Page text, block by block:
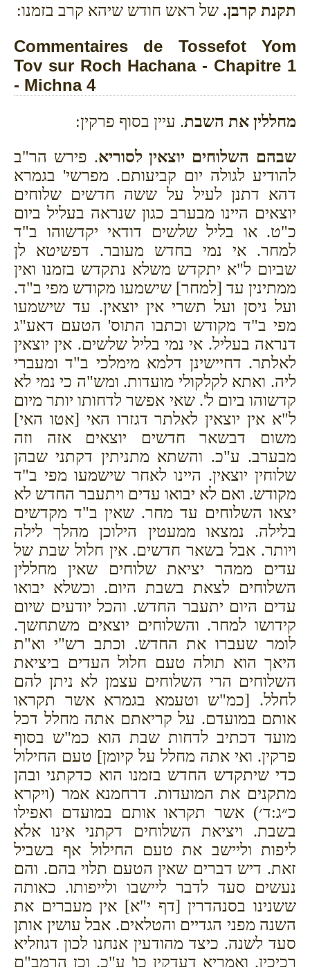
תקנת קרבן. של ראש חודש שיהא קרב בזמנו:
Commentaires de Tossefot Yom
Tov sur Roch Hachana - Chapitre 1
- Michna 4
מחללין את השבת. עיין בסוף פרקין:
שבהם השלוחים יוצאין לסוריא. פירש הר"ב
להודיע לגולה יום קביעותם. מפרשי' בגמרא
דהא דתנן לעיל על ששה חדשים שלוחים
יוצאים היינו מבערב כגון שנראה בעליל ביום
כ"ט. או בליל שלשים דודאי יקדשוהו ב"ד
למחר. אי נמי בחדש מעובר. דפשיטא לן
שביום ל"א יתקדש משלא נתקדש בזמנו ואין
ממתינין עד [למחר] שישמעו מקודש מפי ב"ד.
ועל ניסן ועל תשרי אין יוצאין. עד שישמעו
מפי ב"ד מקודש וכתבו התוס' הטעם דאע"ג
דנראה בעליל. אי נמי בליל שלשים. אין יוצאין
לאלתר. דחיישינן דלמא מימלכי ב"ד ומעברי
ליה. ואתא לקלקולי מועדות. ומש"ה כי נמי לא
קדשוהו ביום ל'. שאי אפשר לדחותו יותר מיום
ל"א אין יוצאין לאלתר דגזרו האי [אטו האי]
משום דבשאר חדשים יוצאים אזה וזה
מבערב. ע"כ. והשתא מתניתין דקתני שבהן
שלוחין יוצאין. היינו לאחר שישמעו מפי ב"ד
מקודש. ואם לא יבואו עדים ויתעבר החדש לא
יצאו השלוחים עד מחר. שאין ב"ד מקדשים
בלילה. נמצאו ממעטין הילוכן מהלך לילה
ויותר. אבל בשאר חדשים. אין חלול שבת של
עדים ממהר יציאת שלוחים שאין מחללין
השלוחים לצאת בשבת היום. וכשלא יבואו
עדים היום יתעבר החדש. והכל יודעים שיום
קידושו למחר. והשלוחים יוצאים משתחשך.
לומר שעברו את החדש. וכתב רש"י וא"ת
היאך הוא תולה טעם חלול העדים ביציאת
השלוחים הרי השלוחים עצמן לא ניתן להם
לחלל. [כמ"ש וטעמא בגמרא אשר תקראו
אותם במועדם. על קריאתם אתה מחלל דכל
מועד דכתיב לדחות שבת הוא כמ"ש בסוף
פרקין. ואי אתה מחלל על קיומן] טעם החילול
כדי שיתקדש החדש בזמנו הוא כדקתני ובהן
מתקנים את המועדות. דרחמנא אמר (ויקרא
כ״ג:ד׳) אשר תקראו אותם במועדם ואפילו
בשבת. ויציאת השלוחים דקתני אינו אלא
ליפות וליישב את טעם החילול אף בשביל
זאת. דיש דברים שאין הטעם תלוי בהם. והם
נעשים סעד לדבר ליישבו ולייפותו. כאותה
ששנינו בסנהדרין [דף י"א] אין מעברים את
השנה מפני הגדיים והטלאים. אבל עושין אותן
סעד לשנה. כיצד מהודעין אנחנו לכון דגוזליא
רכיכין. ואמריא דעדקין כו' ע"כ. וכן הרמב"ם